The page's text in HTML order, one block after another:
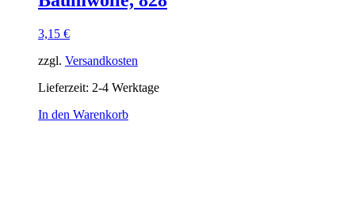
3,15 €
zzgl. Versandkosten
Lieferzeit: 2-4 Werktage
In den Warenkorb